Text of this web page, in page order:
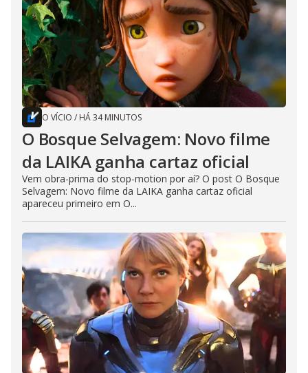
O VÍCIO / HÁ 34 MINUTOS
O Bosque Selvagem: Novo filme
da LAIKA ganha cartaz oficial
Vem obra-prima do stop-motion por aí? O post O Bosque
Selvagem: Novo filme da LAIKA ganha cartaz oficial
apareceu primeiro em O...